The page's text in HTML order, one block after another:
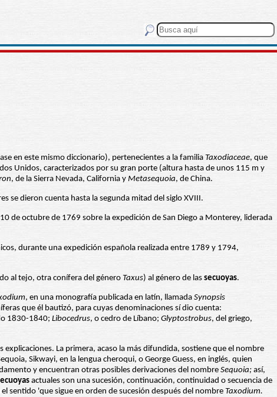
en este mismo diccionario), pertenecientes a la familia Taxodiaceae, que
Unidos, caracterizados por su gran porte (altura hasta de unos 115 m y
, de la Sierra Nevada, California y Metasequoia, de China.
se dieron cuenta hasta la segunda mitad del siglo XVIII.
de octubre de 1769 sobre la expedición de San Diego a Monterey, liderada
durante una expedición española realizada entre 1789 y 1794,
al tejo, otra conífera del géneroTaxus) al género de las secuoyas.
, en una monografía publicada en latín, llamada Synopsis
que él bautizó, para cuyas denominaciones sí dio cuenta:
1830-1840; Libocedrus, o cedro de Líbano; Glyptostrobus, del griego,
La primera, acaso la más difundida, sostiene que el nombre
Sikwayi, en la lengua cheroqui, o George Guess, en inglés, quien
y encuentran otras posibles derivaciones del nombre Sequoia; así,
actuales son una sucesión, continuación, continuidad o secuencia de
sentido 'que sigue en orden de sucesión después del nombre Taxodium.